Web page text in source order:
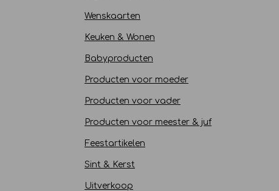
Wenskaarten
Keuken & Wonen
Babyproducten
Producten voor moeder
Producten voor vader
Producten voor meester & juf
Feestartikelen
Sint & Kerst
Uitverkoop